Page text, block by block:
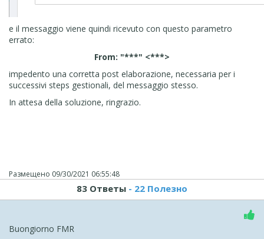
e il messaggio viene quindi ricevuto con questo parametro
errato:
From: "***" <***>
impedento una corretta post elaborazione, necessaria per i
successivi steps gestionali, del messaggio stesso.
In attesa della soluzione, ringrazio.
Размещено 09/30/2021 06:55:48
83 Ответы - 22 Полезно
Buongiorno FMR